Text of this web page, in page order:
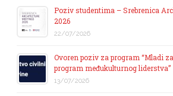
Poziv studentima – Srebrenica
2026
22/07/2026
Ovoren poziv za program “Mladi
program međukulturnog liderstva”
13/07/2026